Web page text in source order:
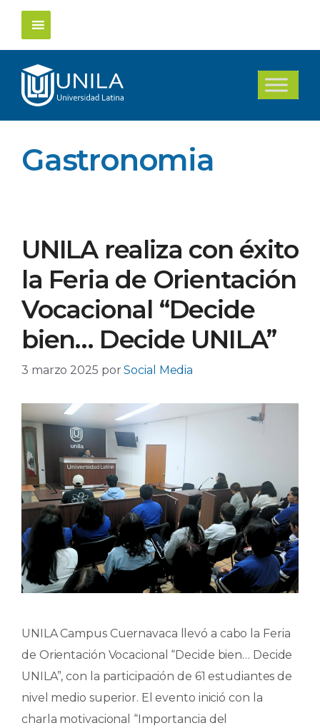
Saltar
contenido
Gastronomia
UNILA realiza con éxito
la Feria de Orientación
Vocacional “Decide
bien… Decide UNILA”
3 marzo 2025 porSocial Media
UNILA Campus Cuernavaca llevó a cabo la Feria
de Orientación Vocacional “Decide bien… Decide
UNILA”, con la participación de 61 estudiantes de
nivel medio superior. El evento inició con la
charla motivacional “Importancia del